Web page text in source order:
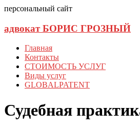
персональный сайт
адвокат БОРИС ГРОЗНЫЙ
Главная
Контакты
СТОИМОСТЬ УСЛУГ
Виды услуг
GLOBALPATENT
Судебная